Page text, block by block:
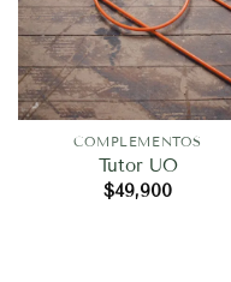
COMPLEMENTOS
Tutor UO
$49,900